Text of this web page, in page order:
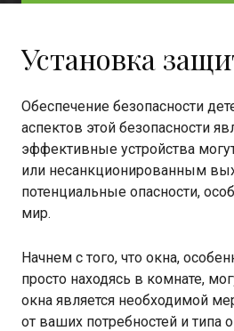
Установка
Обеспечение безопасности
аспектов этой безопасности
эффективные устройства
или несанкционированным
потенциальные опасности,
мир.
Начнем с того, что окна,
просто находясь в комнате,
окна является необходимой
от ваших потребностей и